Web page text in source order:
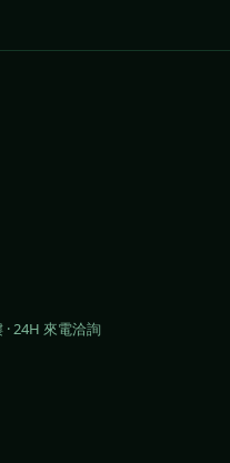
24H 來電洽詢